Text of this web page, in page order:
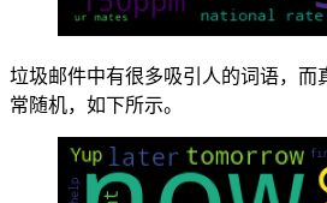
垃圾邮件中有很多吸引人的词语，而
常随机，如下所示。